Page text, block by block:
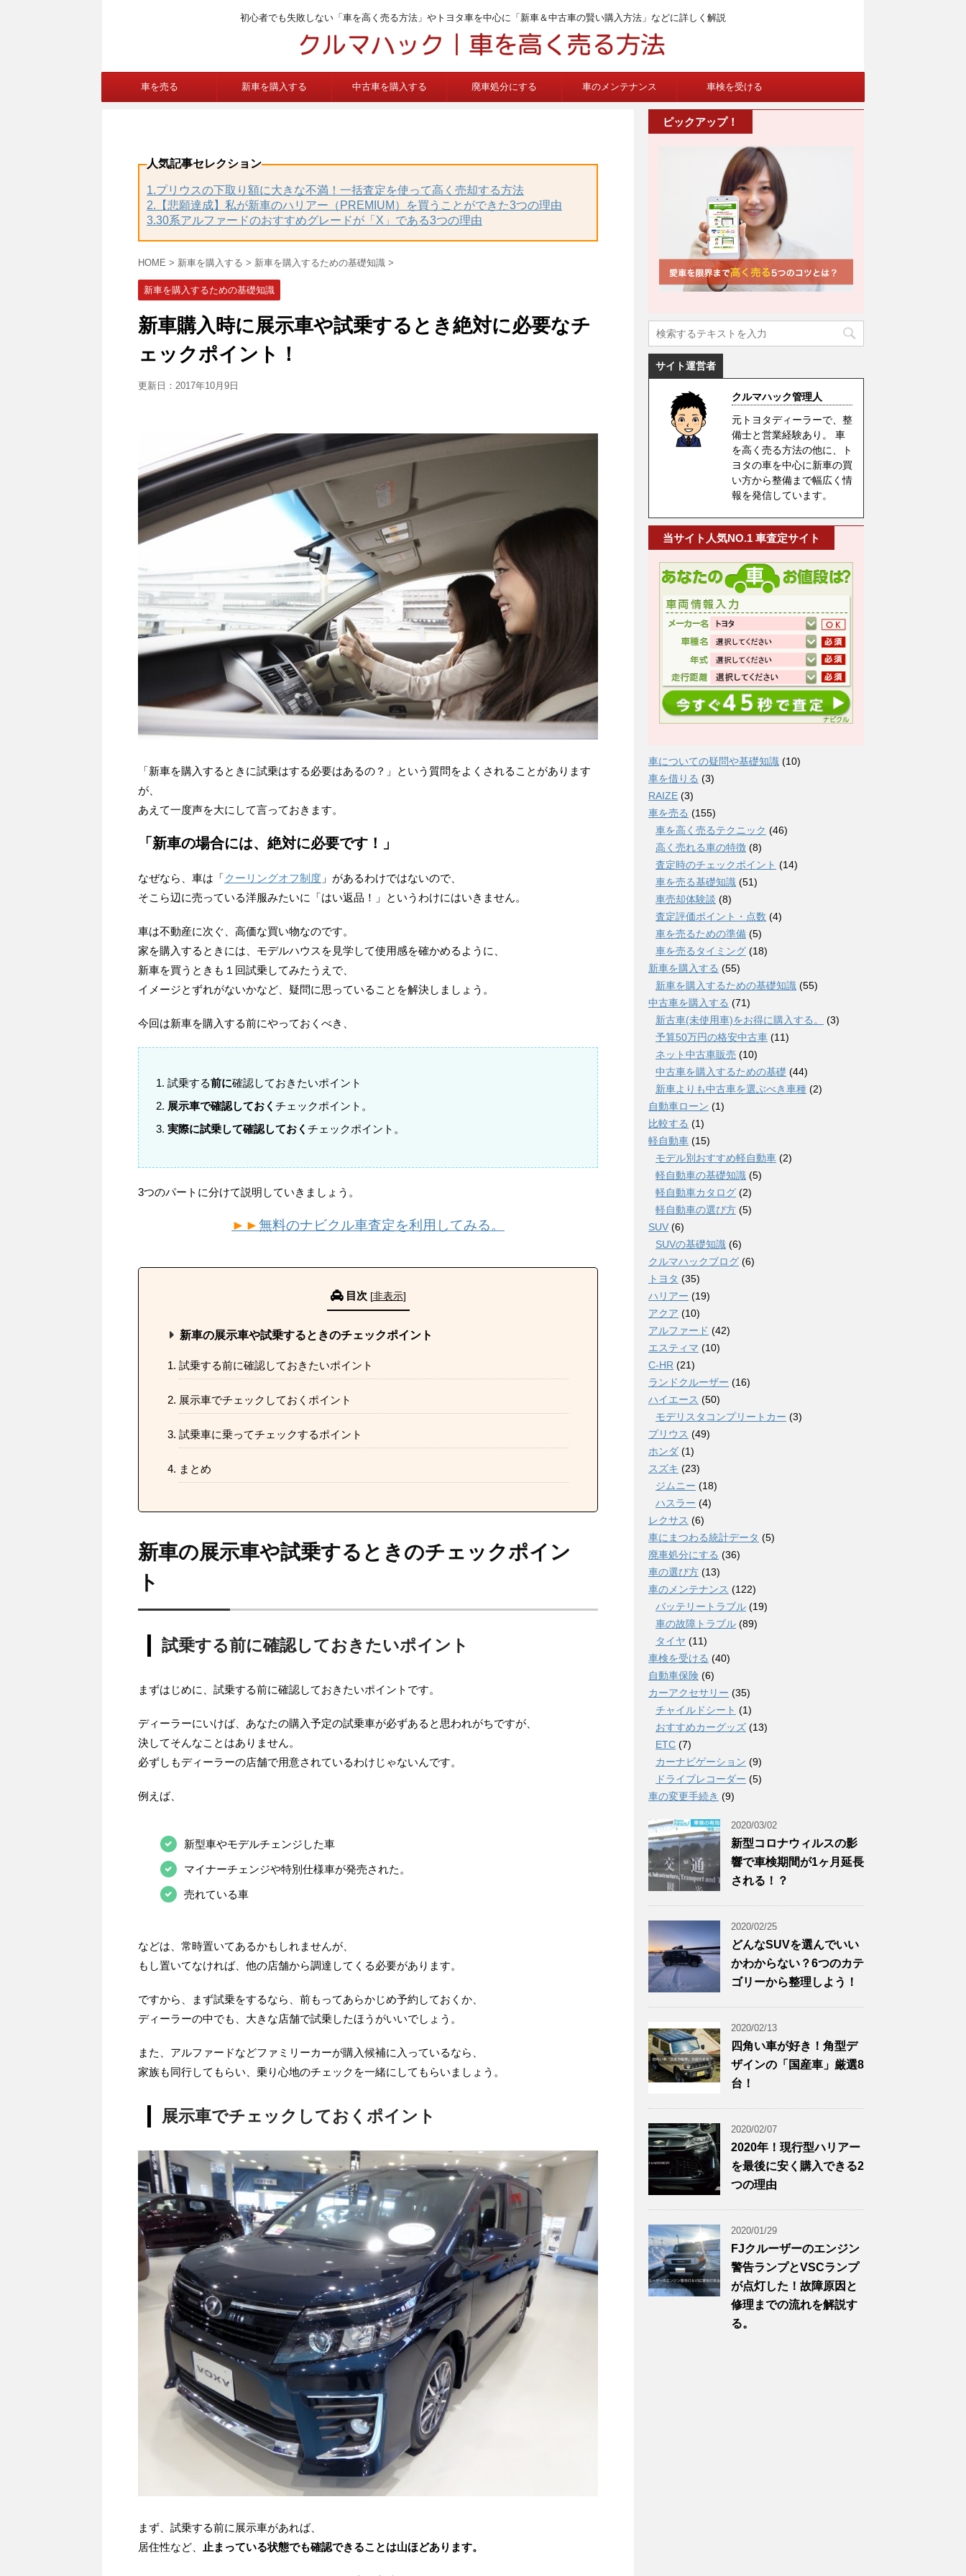
初心者でも失敗しない「車を高く売る方法」やトヨタ車を中心に「新車＆中古車の賢い購入方法」などに詳しく解説
車を売る 新車を購入する 中古車を購入する 廃車処分にする 車のメンテナンス 車検を受ける
人気記事セレクション
1.プリウスの下取り額に大きな不満！一括査定を使って高く売却する方法
2.【悲願達成】私が新車のハリアー（PREMIUM）を買うことができた3つの理由
3.30系アルファードのおすすめグレードが「X」である3つの理由
HOME > 新車を購入する > 新車を購入するための基礎知識 >
新車を購入するための基礎知識
新車購入時に展示車や試乗するとき絶対に必要なチ
ェックポイント！
更新日： 2017年10月9日
「新車を購入するときに試乗はする必要はあるの？」という質問をよくされることがあります
が、
あえて一度声を大にして言っておきます。
「新車の場合には、絶対に必要です！」
なぜなら、車は「クーリングオフ制度 」があるわけではないので、
そこら辺に売っている洋服みたいに「はい返品！」というわけにはいきません。
車は不動産に次ぐ、高価な買い物なのです。
家を購入するときには、モデルハウスを見学して使用感を確かめるように、
新車を買うときも１回試乗してみたうえで、
イメージとずれがないかなど、疑問に思っていることを解決しましょう。
今回は新車を購入する前にやっておくべき、
試乗する前に確認しておきたいポイント
展示車で確認しておく チェックポイント。
実際に試乗して確認しておく チェックポイント。
3つのパートに分けて説明していきましょう。
►►無料のナビクル車査定を利用してみる。
目次 [非表示]
新車の展示車や試乗するときのチェックポイント
試乗する前に確認しておきたいポイント
展示車でチェックしておくポイント
試乗車に乗ってチェックするポイント
まとめ
新車の展示車や試乗するときのチェックポイン
ト
試乗する前に確認しておきたいポイント
まずはじめに、試乗する前に確認しておきたいポイントです。
ディーラーにいけば、あなたの購入予定の試乗車が必ずあると思われがちですが、
決してそんなことはありません。
必ずしもディーラーの店舗で用意されているわけじゃないんです。
例えば、
新型車やモデルチェンジした車
マイナーチェンジや特別仕様車が発売された。
売れている車
などは、常時置いてあるかもしれませんが、
もし置いてなければ、他の店舗から調達してくる必要があります。
ですから、まず試乗をするなら、前もってあらかじめ予約しておくか、
ディーラーの中でも、大きな店舗で試乗したほうがいいでしょう。
また、アルファードなどファミリーカーが購入候補に入っているなら、
家族も同行してもらい、乗り心地のチェックを一緒にしてもらいましょう。
展示車でチェックしておくポイント
まず、試乗する前に展示車があれば、
居住性など、
止まっている状態でも確認できることは山ほどあります。
ピックアップ！
サイト運営者
クルマハック管理人
元トヨタディーラーで、整
備士と営業経験あり。 車
を高く売る方法の他に、ト
ヨタの車を中心に新車の買
い方から整備まで幅広く情
報を発信しています。
当サイト人気NO.1 車査定サイト
車についての疑問や基礎知識 (10)
車を借りる (3)
RAIZE (3)
車を売る (155)
車を高く売るテクニック (46)
高く売れる車の特徴 (8)
査定時のチェックポイント (14)
車を売る基礎知識 (51)
車売却体験談 (8)
査定評価ポイント・点数 (4)
車を売るための準備 (5)
車を売るタイミング (18)
新車を購入する (55)
新車を購入するための基礎知識 (55)
中古車を購入する (71)
新古車(未使用車)をお得に購入する。
(3)
予算50万円の格安中古車 (11)
ネット中古車販売 (10)
中古車を購入するための基礎 (44)
新車よりも中古車を選ぶべき車種 (2)
自動車ローン (1)
比較する (1)
軽自動車 (15)
モデル別おすすめ軽自動車 (2)
軽自動車の基礎知識 (5)
軽自動車カタログ (2)
軽自動車の選び方 (5)
SUV (6)
SUVの基礎知識 (6)
クルマハックブログ (6)
トヨタ (35)
ハリアー (19)
アクア (10)
アルファード (42)
エスティマ (10)
C-HR (21)
ランドクルーザー (16)
ハイエース (50)
モデリスタコンプリートカー (3)
プリウス (49)
ホンダ (1)
スズキ (23)
ジムニー (18)
ハスラー (4)
レクサス (6)
車にまつわる統計データ (5)
廃車処分にする (36)
車の選び方 (13)
車のメンテナンス (122)
バッテリートラブル (19)
車の故障トラブル (89)
タイヤ (11)
車検を受ける (40)
自動車保険 (6)
カーアクセサリー (35)
チャイルドシート (1)
おすすめカーグッズ (13)
ETC (7)
カーナビゲーション (9)
ドライブレコーダー (5)
車の変更手続き (9)
2020/03/02
新型コロナウィルスの影
響で車検期間が1ヶ月延長
される！？
2020/02/25
どんなSUVを選んでいい
かわからない？6つのカテ
ゴリーから整理しよう！
2020/02/13
四角い車が好き！角型デ
ザインの「国産車」厳選8
台！
2020/02/07
2020年！現行型ハリアー
を最後に安く購入できる2
つの理由
2020/01/29
FJクルーザーのエンジン
警告ランプとVSCランプ
が点灯した！故障原因と
修理までの流れを解説す
る。